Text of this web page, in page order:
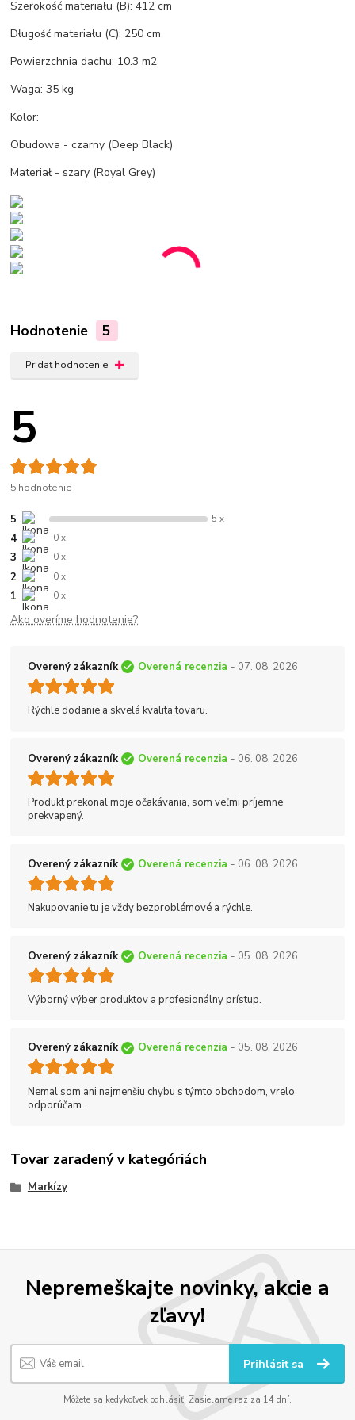
Szerokość materiału (B): 412 cm
Długość materiału (C): 250 cm
Powierzchnia dachu: 10.3 m2
Waga: 35 kg
Kolor:
Obudowa - czarny (Deep Black)
Materiał - szary (Royal Grey)
Hodnotenie 5
Pridať hodnotenie
5
5 hodnotenie
5 5 x
4 0 x
3 0 x
2 0 x
1 0 x
Ako overíme hodnotenie?
Overený zákazník Overená recenzia - 07. 08. 2026
Rýchle dodanie a skvelá kvalita tovaru.
Overený zákazník Overená recenzia - 06. 08. 2026
Produkt prekonal moje očakávania, som veľmi príjemne
prekvapený.
Overený zákazník Overená recenzia - 06. 08. 2026
Nakupovanie tu je vždy bezproblémové a rýchle.
Overený zákazník Overená recenzia - 05. 08. 2026
Výborný výber produktov a profesionálny prístup.
Overený zákazník Overená recenzia - 05. 08. 2026
Nemal som ani najmenšiu chybu s týmto obchodom, vrelo
odporúčam.
Tovar zaradený v kategóriách
Markízy
Nepremeškajte novinky, akcie a
zľavy!
Prihlásiť sa
Môžete sa kedykoľvek odhlásiť. Zasielame raz za 14 dní.